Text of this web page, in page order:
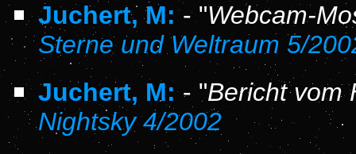
Juchert, M:- "Webcam-
Sterne und Weltraum 5/
Juchert, M:- "Bericht vom
Nightsky 4/2002